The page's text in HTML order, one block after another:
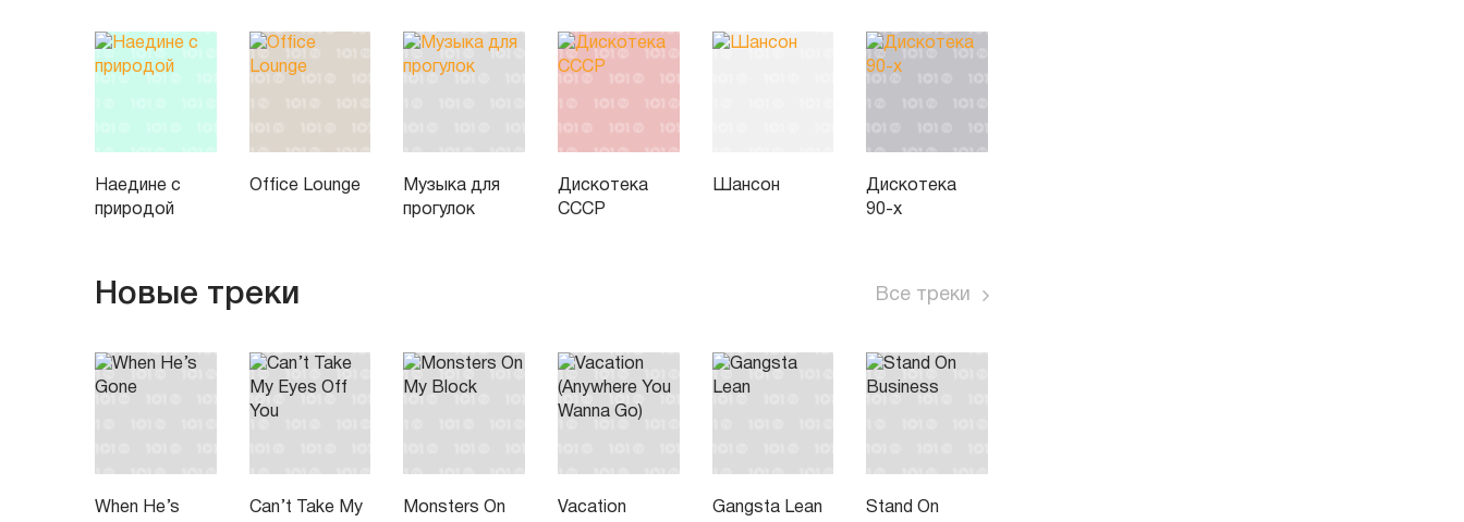
Наедине с
природой
Office Lounge
Музыка для
прогулок
Дискотека
СССР
Шансон
Дискотека
90-х
Новые треки Все треки
When He’s
Can’t Take My
Monsters On
Vacation
Gangsta Lean
Stand On